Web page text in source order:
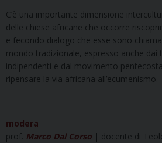
C’è una importante dimensione
delle chiese africane che occorre
e fecondo dialogo che esse sono
mondo tradizionale, espresso anche dai
indipendenti e dal movimento
ripensare la via africana all’ecumenismo.
modera
prof. Marco Dal Corso | docente di